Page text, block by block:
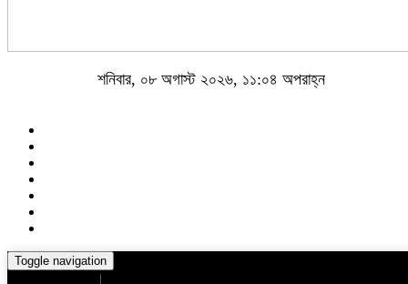
শনিবার, ০৮ অগাস্ট ২০২৬, ১১:০৪ অপরাহ্ন
Toggle navigation